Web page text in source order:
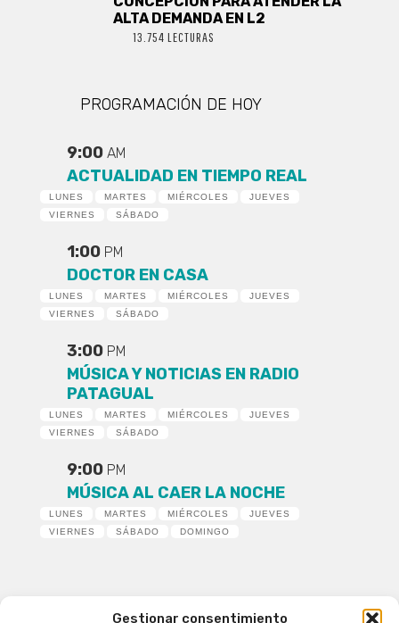
Gestionar consentimiento
ALTA DEMANDA EN L2
13.754 LECTURAS
PROGRAMACIÓN DE HOY
9:00 AM
ACTUALIDAD EN TIEMPO REAL
LUNES MARTES MIÉRCOLES
JUEVES
VIERNES
SÁBADO
1:00 PM
DOCTOR EN CASA
LUNES MARTES MIÉRCOLES
JUEVES
VIERNES
SÁBADO
3:00 PM
MÚSICA Y NOTICIAS EN RADIO
PATAGUAL
LUNES MARTES MIÉRCOLES
JUEVES
VIERNES
SÁBADO
9:00 PM
MÚSICA AL CAER LA NOCHE
LUNES MARTES MIÉRCOLES
JUEVES
VIERNES
SÁBADO DOMINGO